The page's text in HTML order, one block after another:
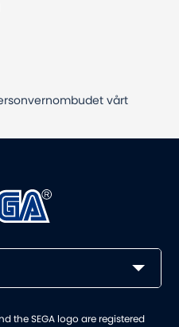
vårt
the SEGA logo are registered